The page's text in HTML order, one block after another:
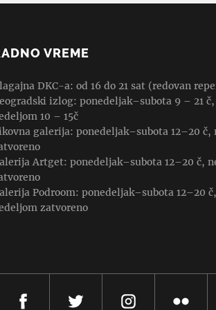
VREME
DKC-a: od 16 do 21 sat (redovan
izlog: ponedeljak–subota 9 – 21 č,
10 – 15č
galerija: ponedeljak–subota 12–20 č,
Artget: ponedeljak–subota 12–20 č,
Podroom: ponedeljak–subota 12–20 č,
zatvoreno